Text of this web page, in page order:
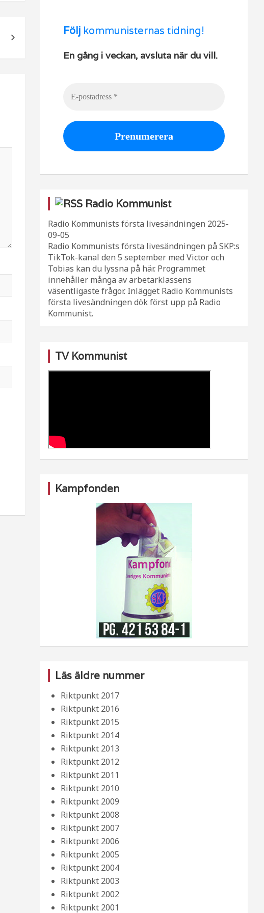
Följ kommunisternas tidning!
En gång i veckan, avsluta när du vill.
Radio Kommunist
Radio Kommunists första livesändningen 2025-
09-05
Radio Kommunists första livesändningen på SKP:s
TikTok-kanal den 5 september med Victor och
Tobias kan du lyssna på här. Programmet
innehåller många av arbetarklassens
väsentligaste frågor. Inlägget Radio Kommunists
första livesändningen dök först upp på Radio
Kommunist.
TV Kommunist
Kampfonden
Läs äldre nummer
Riktpunkt 2017
Riktpunkt 2016
Riktpunkt 2015
Riktpunkt 2014
Riktpunkt 2013
Riktpunkt 2012
Riktpunkt 2011
Riktpunkt 2010
Riktpunkt 2009
Riktpunkt 2008
Riktpunkt 2007
Riktpunkt 2006
Riktpunkt 2005
Riktpunkt 2004
Riktpunkt 2003
Riktpunkt 2002
Riktpunkt 2001